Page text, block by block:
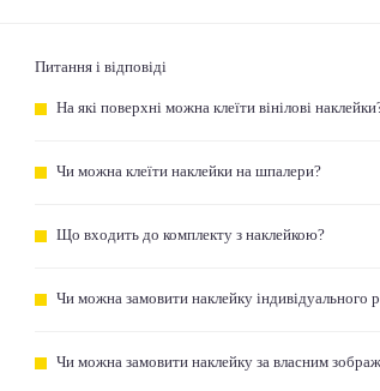
Питання і відповіді
На які поверхні можна клеїти вінілові
Чи можна клеїти наклейки на шпалери?
Що входить до комплекту з наклейкою?
Чи можна замовити наклейку індивідуального
Чи можна замовити наклейку за власним